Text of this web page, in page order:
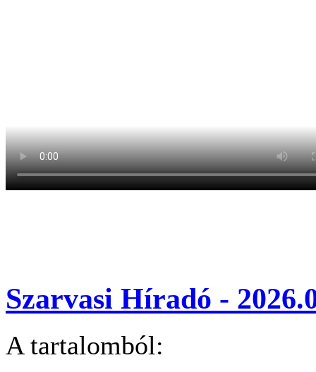
Szarvasi Híradó -
A tartalomból: